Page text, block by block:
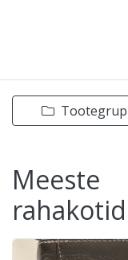
Meeste
rahakotid